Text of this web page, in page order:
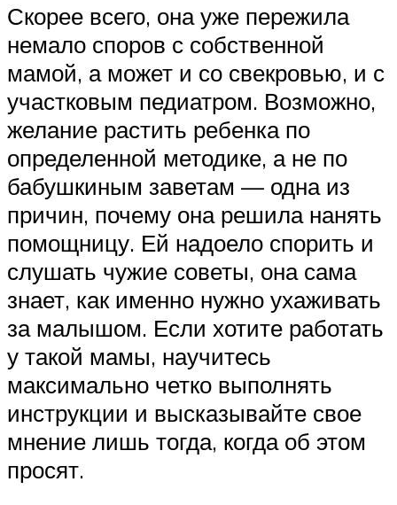
Скорее всего, она уже пережила
немало споров с собственной
мамой, а может и со свекровью, и с
участковым педиатром. Возможно,
желание растить ребенка по
определенной методике, а не по
бабушкиным заветам — одна из
причин, почему она решила нанять
помощницу. Ей надоело спорить и
слушать чужие советы, она сама
знает, как именно нужно ухаживать
за малышом. Если хотите работать
у такой мамы, научитесь
максимально четко выполнять
инструкции и высказывайте свое
мнение лишь тогда, когда об этом
просят.